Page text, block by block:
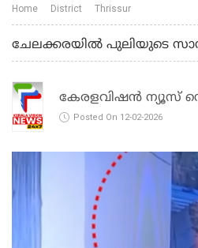
Home District Thrissur
ചേലക്കരയില്‍ പുലിയുടെ
കേരളവിഷൻ ന്യൂസ്
Posted On 12-02-2026